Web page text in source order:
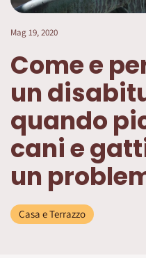
Mag 19, 2020
Come e
un
quando
cani e
un
Casa e Terrazzo